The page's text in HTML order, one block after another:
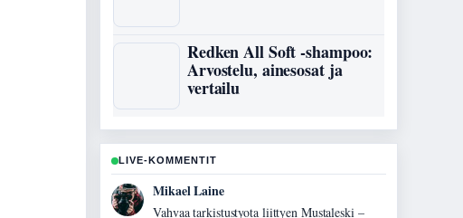
Redken All Soft -shampoo:
Arvostelu, ainesosat ja
vertailu
LIVE-KOMMENTIT
Mikael Laine
Vahvaa tarkistustyota liittyen Mustaleski –